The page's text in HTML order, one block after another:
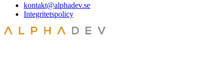
kontakt@alphadev.se
Integritetspolicy